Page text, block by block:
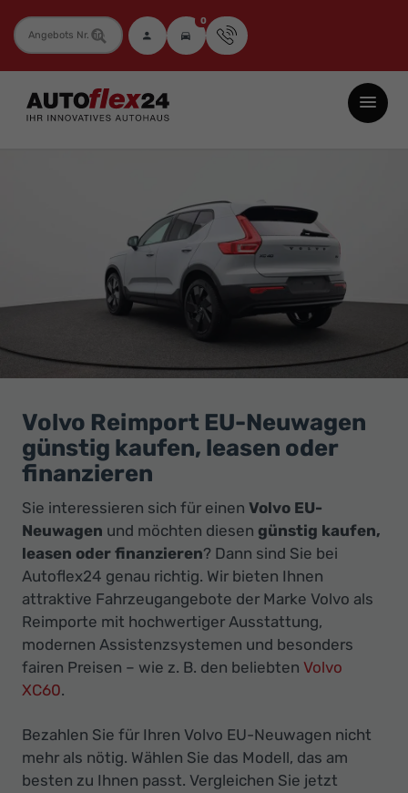
Fahrzeugnummer 0
Autoflex24
GmbH
Gebrauchtwagen
zu
Preisen
Ihr
Innovatives
Autohaus
Volvo Reimport EU-Neuwagen
günstig kaufen, leasen oder
finanzieren
Sie interessieren sich für einen Volvo EU-
Neuwagen und möchten diesen günstig kaufen,
leasen oder finanzieren? Dann sind Sie bei
Autoflex24 genau richtig. Wir bieten Ihnen
attraktive Fahrzeugangebote der Marke Volvo als
Reimporte mit hochwertiger Ausstattung,
modernen Assistenzsystemen und besonders
fairen Preisen – wie z. B. den beliebten Volvo
XC60.
Bezahlen Sie für Ihren Volvo EU-Neuwagen nicht
mehr als nötig. Wählen Sie das Modell, das am
besten zu Ihnen passt. Vergleichen Sie jetzt